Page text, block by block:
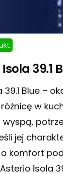
39.1
Blue –
w
wyspą,
jej
komfort
Isola